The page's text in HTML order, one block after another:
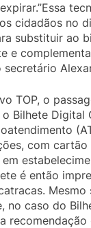
cidadãos no
substituir ao
e
secretário
TOP, o
Bilhete Digital
com cartão
é então
Mesmo
no caso do
recomendação